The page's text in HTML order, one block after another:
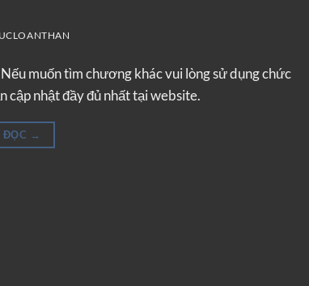
muốn tìm chương khác vui lòng sử dụng chức
cập nhật đầy đủ nhất tại website.
ĐỌC →